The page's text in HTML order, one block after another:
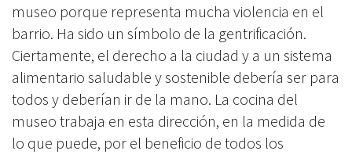
museo porque representa mucha violencia en el
barrio. Ha sido un símbolo de la gentrificación.
Ciertamente, el derecho a la ciudad y a un sistema
alimentario saludable y sostenible debería ser para
todos y deberían ir de la mano. La cocina del
museo trabaja en esta dirección, en la medida de
lo que puede, por el beneficio de todos los